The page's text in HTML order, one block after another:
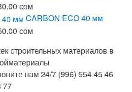
сом
цен:
6,430.00 сом
CARBON ECO 40 мм
сом
215.00 сом
–
7,850.00 сом
нам 24/7 (996) 554 45 46
77